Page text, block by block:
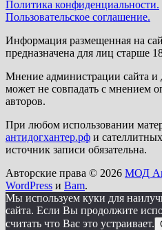
Политика конфиденциальности.
Пользовательское соглашение.
Информация размещенная на
предназначена для лиц старше
Мнение администрации сайта
может не совпадать с мнением
авторов.
При любом использовании
антидогхантер.рф и
источник записи обязательна.
Авторские права © 2026 МОД
WordPress и Bam.
Мы используем куки для
сайта. Если Вы продолжите
считать что Вас это устраивает.